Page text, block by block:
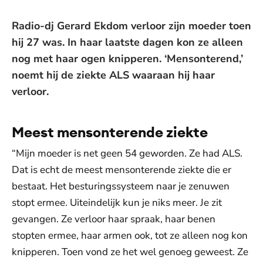
Radio-dj Gerard Ekdom verloor zijn moeder toen
hij 27 was. In haar laatste dagen kon ze alleen
nog met haar ogen knipperen. ‘Mensonterend,’
noemt hij de ziekte ALS waaraan hij haar
verloor.
Meest mensonterende ziekte
“Mijn moeder is net geen 54 geworden. Ze had ALS.
Dat is echt de meest mensonterende ziekte die er
bestaat. Het besturingssysteem naar je zenuwen
stopt ermee. Uiteindelijk kun je niks meer. Je zit
gevangen. Ze verloor haar spraak, haar benen
stopten ermee, haar armen ook, tot ze alleen nog kon
knipperen. Toen vond ze het wel genoeg geweest. Ze